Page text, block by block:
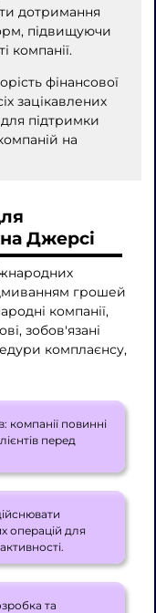
дотримання
підвищуючи
компанії.
фінансової
зацікавлених
підтримки
на
Джерсі
грошей
компанії,
зобов'язані
комплаєнсу,
компанії повинні
перед
операцій для
та